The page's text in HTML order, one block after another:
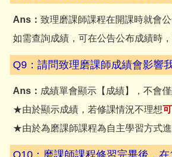
Ans： 致理磨課師課程在開課時就會
如需查詢成績，可在公告公布成績時
Q9：請問致理磨課師成績會影響
Ans： 成績單會顯示【成績】，不會僅
★由於顯示成績，若修課情況不理想
★由於為磨課師課程為自主學習方式進
Q10：磨課師課程修習完畢後，